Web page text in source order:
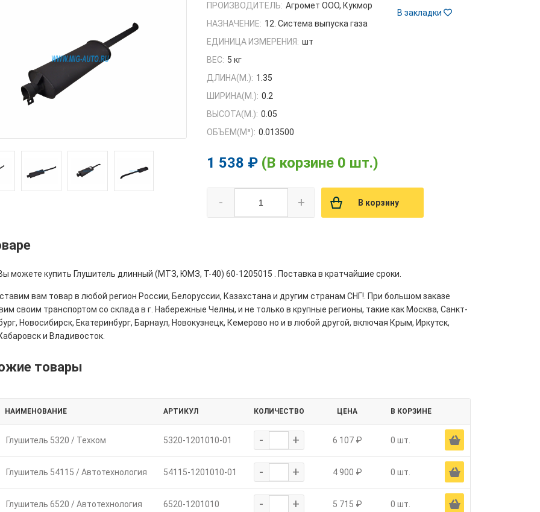
В закладки
ПРОИЗВОДИТЕЛЬ: Агромет ООО, Кукмор
НАЗНАЧЕНИЕ: 12. Система выпуска газа
ЕДИНИЦА ИЗМЕРЕНИЯ: шт
ВЕС: 5 кг
ДЛИНА(М.): 1.35
ШИРИНА(М.): 0.2
ВЫСОТА(М.): 0.05
ОБЪЕМ(M³): 0.013500
1 538 ₽ (В корзине 0 шт.)
- + В корзину
можете купить Глушитель длинный (МТЗ, ЮМЗ, Т-40) 60-1205015 . Поставка в кратчайшие сроки.
вам товар в любой регион России, Белоруссии, Казахстана и другим странам СНГ!. При большом заказе
своим транспортом со склада в г. Набережные Челны, и не только в крупные регионы, такие как Москва, Санкт-
Новосибирск, Екатеринбург, Барнаул, Новокузнецк, Кемерово но и в любой другой, включая Крым, Иркутск,
и Владивосток.
товары
НАИМЕНОВАНИЕ АРТИКУЛ КОЛИЧЕСТВО ЦЕНА В КОРЗИНЕ
Глушитель 5320 / Техком 5320-1201010-01 - + 6 107 ₽ 0 шт. Ä
Глушитель 54115 / Автотехнология 54115-1201010-01 - + 4 900 ₽ 0 шт. Ä
Глушитель 6520 / Автотехнология 6520-1201010 - + 5 715 ₽ 0 шт. Ä